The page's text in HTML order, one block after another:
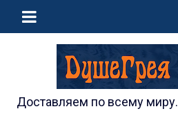
Доставляем по всему миру.